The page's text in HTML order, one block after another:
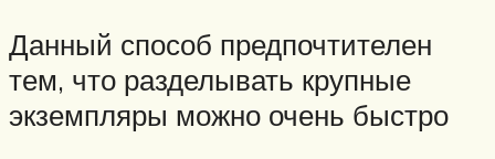
Данный способ предпочтителен
тем, что разделывать крупные
экземпляры можно очень быстро